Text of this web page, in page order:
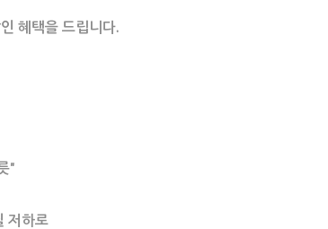
혜택을 드립니다.
"
저하로